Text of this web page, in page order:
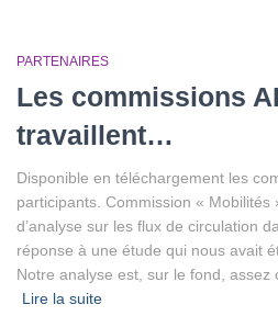
PARTENAIRES
Les commissions
travaillent…
Disponible en téléchargement les
participants. Commission « Mobilités
d’analyse sur les flux de circulation
réponse à une étude qui nous avait
Notre analyse est, sur le fond, assez
Lire la suite